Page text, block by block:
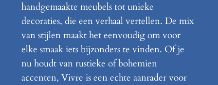
handgemaakte meubels tot unieke
decoraties, die een verhaal vertellen. De mix
van stijlen maakt het eenvoudig om voor
elke smaak iets bijzonders te vinden. Of je
nu houdt van rustieke of bohemien
accenten, Vivre is een echte aanrader voor